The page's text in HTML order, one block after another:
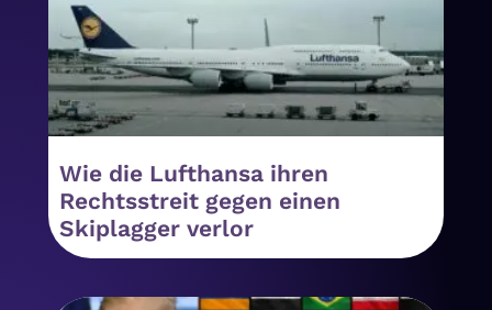
Wie die Lufthansa ihren
Rechtsstreit gegen einen
Skiplagger verlor